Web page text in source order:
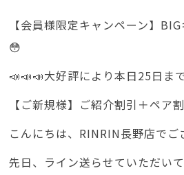
【会員様限定キャンペーン】
😳
📣📣📣大好評により本日25日ま
【ご新規様】ご紹介割引＋ペア
こんにちは、RINRIN長野店でご
先日、ライン送らせていただい